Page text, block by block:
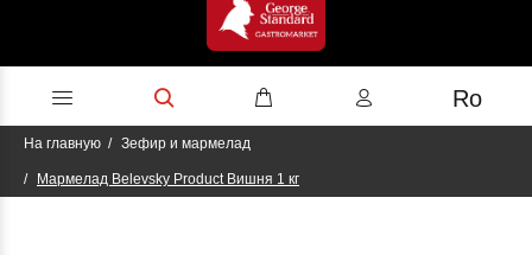
Ro
На главную Зефир и мармелад
Мармелад Belevsky Product Вишня 1 кг